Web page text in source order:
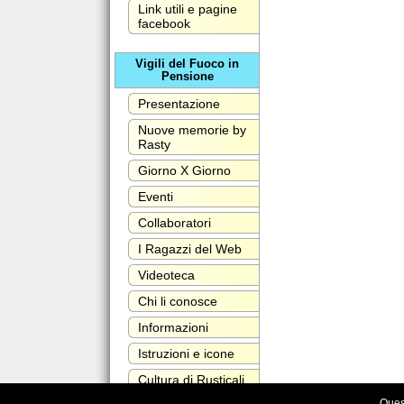
Link utili e pagine
facebook
Vigili del Fuoco in
Pensione
Presentazione
Nuove memorie by
Rasty
Giorno X Giorno
Eventi
Collaboratori
I Ragazzi del Web
Videoteca
Chi li conosce
Informazioni
Istruzioni e icone
Cultura di Rusticali